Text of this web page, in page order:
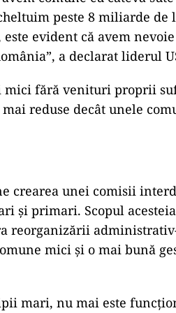
peste 8 miliarde de
evident că avem
a declarat liderul
mici fără venituri proprii
reduse decât unele
crearea unei comisii
şi primari. Scopul
reorganizării
mici şi o mai bună
mari, nu mai este